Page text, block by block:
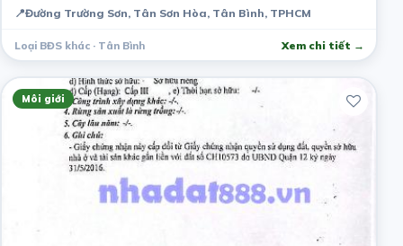
📍Đường Trường Sơn, Tân Sơn Hòa, Tân Bình, TPHCM
Loại BĐS khác · Tân Bình Xem chi tiết →
Môi giới